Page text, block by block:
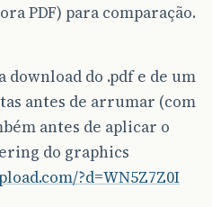
PDF) para comparação.
download do .pdf e de um
antes de arrumar (com
antes de aplicar o
do graphics
?d=WN5Z7Z0I